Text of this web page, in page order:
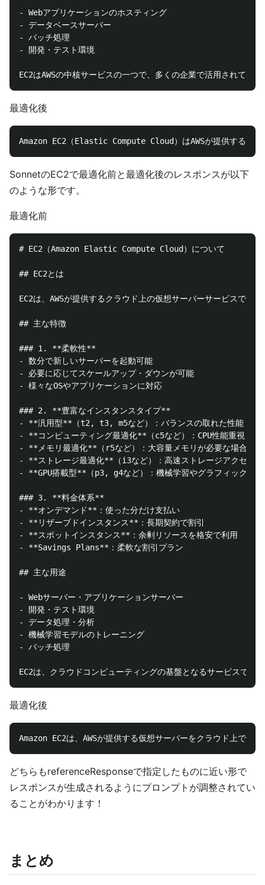
- Webアプリケーションのホスティング
- データベースサーバー
- バッチ処理
- 開発・テスト環境
最適化後
SonnetのEC2で最適化前と最適化後のレスポンスが以下
のような形です。
最適化前
# EC2（Amazon Elastic Compute Cloud）について
## EC2とは
EC2は、AWSが提供するクラウド上の仮想サーバーサービスで
## 主な特徴
### 1. **柔軟性**
- 数分で新しいサーバーを起動可能
- 必要に応じてスケールアップ・ダウンが可能
- 様々なOSやアプリケーションに対応
### 2. **豊富なインスタンスタイプ**
- **汎用型**（t2, t3, m5など）：バランスの取れた性能
- **コンピューティング最適化**（c5など）：CPU性能重視
- **メモリ最適化**（r5など）：大容量メモリが必要な場合
- **ストレージ最適化**（i3など）：高速ストレージアクセス
- **GPU搭載型**（p3, g4など）：機械学習やグラフィック処理
### 3. **料金体系**
- **オンデマンド**：使った分だけ支払い
- **リザーブドインスタンス**：長期契約で割引
- **スポットインスタンス**：余剰リソースを格安で利用
- **Savings Plans**：柔軟な割引プラン
## 主な用途
- Webサーバー・アプリケーションサーバー
- 開発・テスト環境
- データ処理・分析
- 機械学習モデルのトレーニング
- バッチ処理
最適化後
どちらもreferenceResponseで指定したものに近い形で
レスポンスが生成されるようにプロンプトが調整されてい
ることがわかります！
まとめ